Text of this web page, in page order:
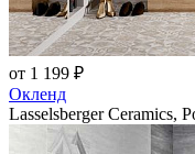
от 1 199 ₽
Окленд
Lasselsberger Ceramics,